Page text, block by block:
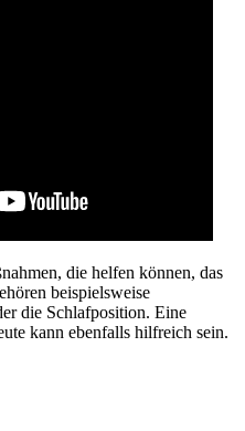
die helfen können, das
beispielsweise
die Schlafposition. Eine
kann ebenfalls hilfreich sein.